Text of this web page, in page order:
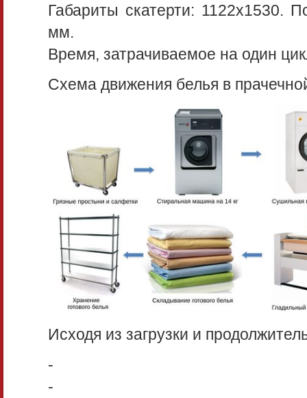
Габариты скатерти: 1122x1530.
мм.
Время, затрачиваемое на один
Схема движения белья в
Исходя из загрузки и
-
-